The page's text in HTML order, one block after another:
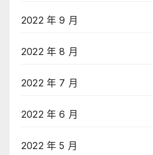
2022 年 9 月
2022 年 8 月
2022 年 7 月
2022 年 6 月
2022 年 5 月